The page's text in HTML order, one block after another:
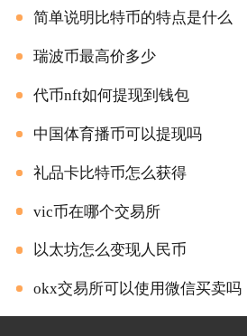
简单说明比特币的特点是什么
瑞波币最高价多少
代币nft如何提现到钱包
中国体育播币可以提现吗
礼品卡比特币怎么获得
vic币在哪个交易所
以太坊怎么变现人民币
okx交易所可以使用微信买卖吗